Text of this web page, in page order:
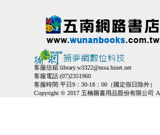
客服信箱:library.w3322@msa.hinet.net
客服電話:(07)2351960
客服時間:平日9：30-18：00（國定假日除外）
Copyright © 2017 五楠圖書用品股份有限公司